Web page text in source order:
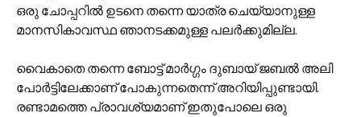
ഒരു ചോപ്പറില്‍ ഉടനെ തന്നെ യാത്ര ചെയ്യാനുള്ള
മാനസികാവസ്ഥ ഞാനടക്കമുള്ള പലര്‍ക്കുമില്ല.
വൈകാതെ തന്നെ ബോട്ട് മാര്‍ഗ്ഗം ദുബായ് ജബല്‍ അലി
പോര്‍ട്ടിലേക്കാണ് പോകുന്നതെന്ന് അറിയിപ്പുണ്ടായി.
രണ്ടാമത്തെ പ്രാവശ്യമാണ് ഇതുപോലെ ഒരു